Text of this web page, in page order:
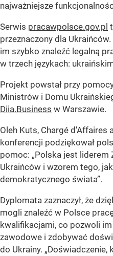
najważniejsze
Serwis pracawpolsce.gov.pl
przeznaczony dla
im szybko znaleźć legalną
w trzech językach:
Projekt powstał przy
Ministrów i Domu
Diia.Business w Warszawie.
Oleh Kuts, Chargé d'Affaires
konferencji podziękował
pomoc: „Polska jest liderem
Ukraińców i wzorem tego,
demokratycznego świata”.
Dyplomata zaznaczył, że
mogli znaleźć w Polsce
kwalifikacjami, co pozwoli
zawodowe i zdobywać
do Ukrainy.